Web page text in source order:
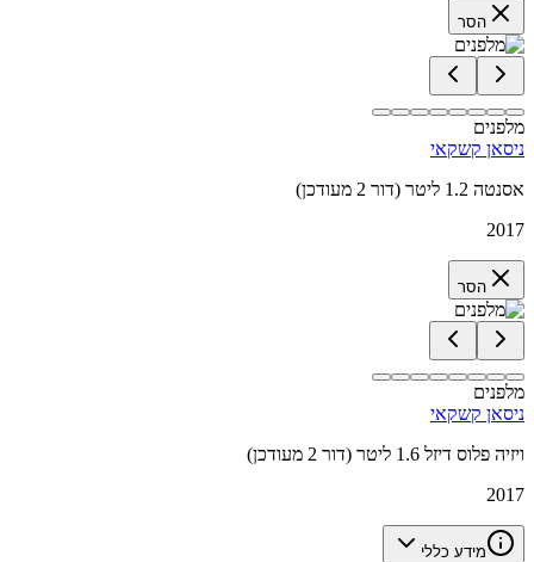
הסר
מלפנים
ניסאן קשקאי
אסנטה 1.2 ליטר (דור 2 מעודכן)
2017
הסר
מלפנים
ניסאן קשקאי
ויזיה פלוס דיזל 1.6 ליטר (דור 2 מעודכן)
2017
מידע כללי